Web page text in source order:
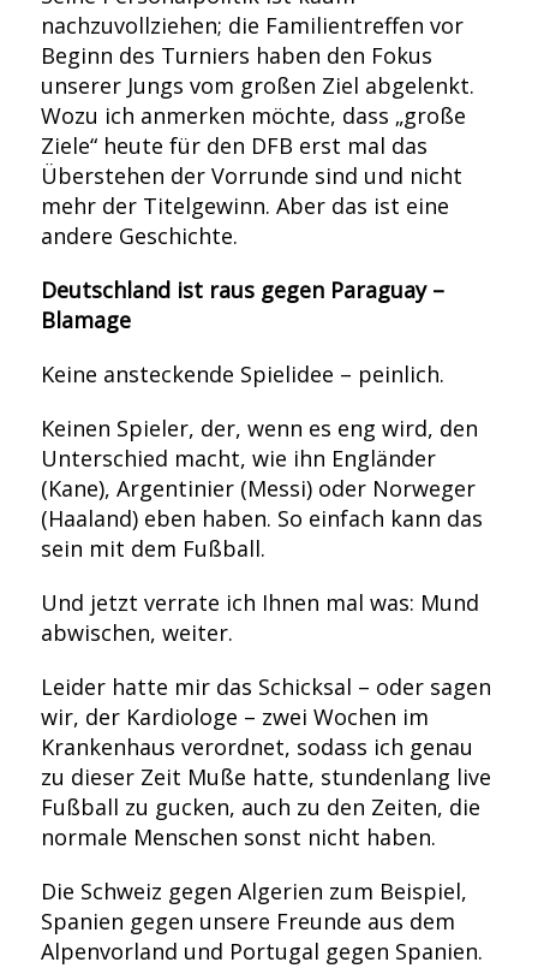
nachzuvollziehen; die Familientreffen vor
Beginn des Turniers haben den Fokus
unserer Jungs vom großen Ziel abgelenkt.
Wozu ich anmerken möchte, dass „große
Ziele“ heute für den DFB erst mal das
Überstehen der Vorrunde sind und nicht
mehr der Titelgewinn. Aber das ist eine
andere Geschichte.
Deutschland ist raus gegen Paraguay –
Blamage
Keine ansteckende Spielidee – peinlich.
Keinen Spieler, der, wenn es eng wird, den
Unterschied macht, wie ihn Engländer
(Kane), Argentinier (Messi) oder Norweger
(Haaland) eben haben. So einfach kann das
sein mit dem Fußball.
Und jetzt verrate ich Ihnen mal was: Mund
abwischen, weiter.
Leider hatte mir das Schicksal – oder sagen
wir, der Kardiologe – zwei Wochen im
Krankenhaus verordnet, sodass ich genau
zu dieser Zeit Muße hatte, stundenlang live
Fußball zu gucken, auch zu den Zeiten, die
normale Menschen sonst nicht haben.
Die Schweiz gegen Algerien zum Beispiel,
Spanien gegen unsere Freunde aus dem
Alpenvorland und Portugal gegen Spanien.